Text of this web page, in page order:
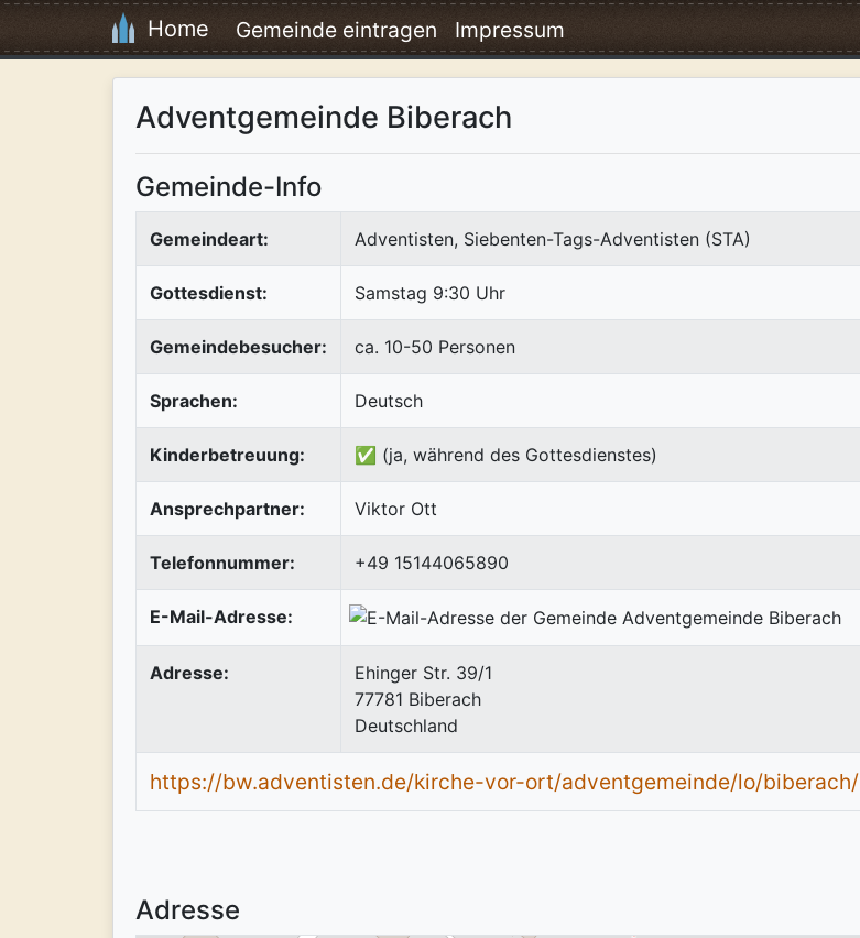
Home Gemeinde eintragen Impressum
Adventgemeinde Biberach
Gemeinde-Info
Gemeindeart: Adventisten, Siebenten-Tags-Adventisten (STA)
Gottesdienst: Samstag 9:30 Uhr
Gemeindebesucher: ca. 10-50 Personen
Sprachen: Deutsch
Kinderbetreuung: ✅ (ja, während des Gottesdienstes)
Ansprechpartner: Viktor Ott
Telefonnummer: +49 15144065890
E-Mail-Adresse:
Adresse:
Ehinger Str. 39/1
77781 Biberach
Deutschland
https://bw.adventisten.de/kirche-vor-ort/adventgemeinde/lo/biberach/
Adresse